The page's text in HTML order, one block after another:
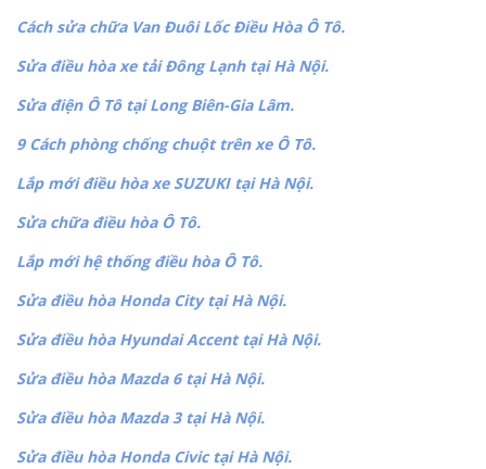
Cách sửa chữa Van Đuôi Lốc Điều Hòa Ô Tô.
Sửa điều hòa xe tải Đông Lạnh tại Hà Nội.
Sửa điện Ô Tô tại Long Biên-Gia Lâm.
9 Cách phòng chống chuột trên xe Ô Tô.
Lắp mới điều hòa xe SUZUKI tại Hà Nội.
Sửa chữa điều hòa Ô Tô.
Lắp mới hệ thống điều hòa Ô Tô.
Sửa điều hòa Honda City tại Hà Nội.
Sửa điều hòa Hyundai Accent tại Hà Nội.
Sửa điều hòa Mazda 6 tại Hà Nội.
Sửa điều hòa Mazda 3 tại Hà Nội.
Sửa điều hòa Honda Civic tại Hà Nội.